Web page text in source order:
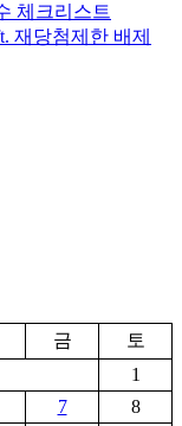
체크리스트
재당첨제한 배제
금
토
1
7 8